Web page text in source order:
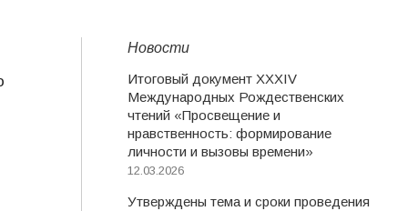
Новости
Итоговый документ XXХIV
Международных Рождественских
чтений «Просвещение и
нравственность: формирование
личности и вызовы времени»
12.03.2026
Утверждены тема и сроки проведения